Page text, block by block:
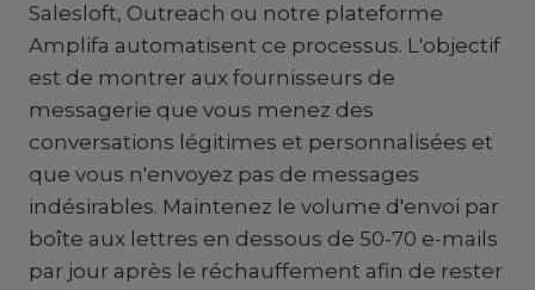
Salesloft, Outreach ou notre plateforme
Amplifa automatisent ce processus. L'objectif
est de montrer aux fournisseurs de
messagerie que vous menez des
conversations légitimes et personnalisées et
que vous n'envoyez pas de messages
indésirables. Maintenez le volume d'envoi par
boîte aux lettres en dessous de 50-70 e-mails
par jour après le réchauffement afin de rester